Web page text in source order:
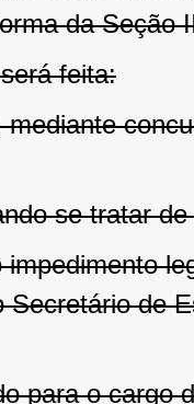
da Seção
feita:
se tratar
impedimento
Secretário de
para o cargo